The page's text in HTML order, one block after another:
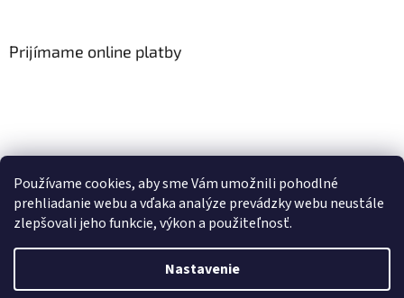
Používame cookies, aby sme Vám umožnili pohodlné
prehliadanie webu a vďaka analýze prevádzky webu neustále
zlepšovali jeho funkcie, výkon a použiteľnosť.
Nastavenie
Prijímame online platby